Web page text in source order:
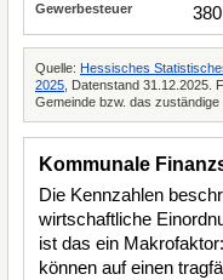
380
Quelle: Hessisches
2025 , Datenstand 31.12.2025.
Gemeinde bzw. das zuständige
Kommunale
Die Kennzahlen
wirtschaftliche
ist das ein
können auf einen